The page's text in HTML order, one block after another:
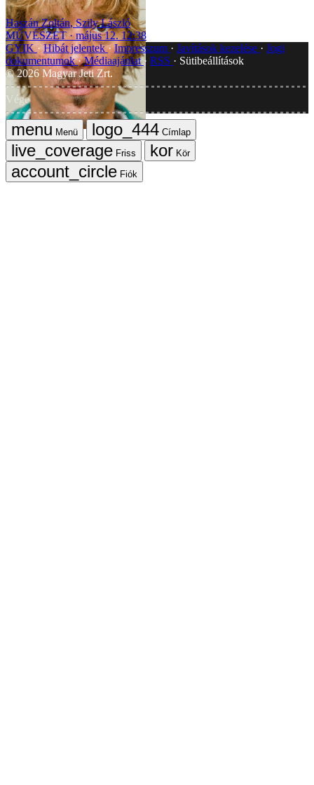
Haszán Zoltán,Szily László
MŰVÉSZET
május 12. 12:38
GYIK Hibát jelentek Impresszum Javítások kezelése
Jogi
dokumentumok Médiaajánlat RSS
Sütibeállítások
©2026Magyar Jeti Zrt.
Vége
Menü
Címlap
Friss
Kör
Fiók